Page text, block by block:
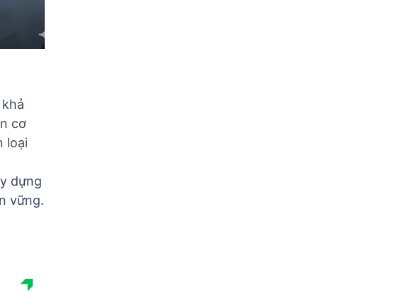
cơ
loại
dựng
vững.